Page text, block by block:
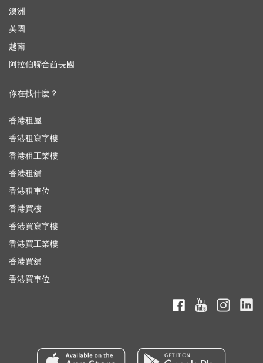
澳洲
英國
越南
阿拉伯聯合酋長國
你在找什麼？
香港租屋
香港租寫字樓
香港租工業樓
香港租舖
香港租車位
香港買樓
香港買寫字樓
香港買工業樓
香港買舖
香港買車位